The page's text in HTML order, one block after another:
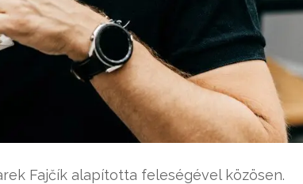
Fajčík alapította feleségével közösen.